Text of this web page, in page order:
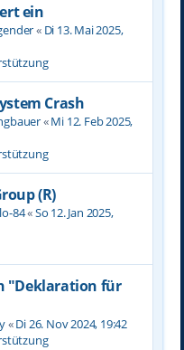
ein
« Di 13. Mai 2025,
Crash
«Mi 12. Feb 2025,
(R)
84«So 12. Jan 2025,
"Deklaration für
«Di 26. Nov 2024, 19:42